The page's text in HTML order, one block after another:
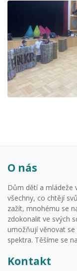
O nás
Dům dětí a mládeže
všechny, co chtějí
zažít, mnohému se
zdokonalit ve svých
umožňují věnovat
spektra. Těšíme se
Kontakt